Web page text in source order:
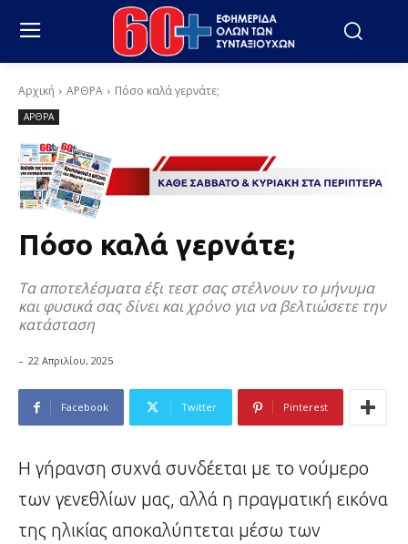
Αρχική ΑΡΘΡΑ Πόσο καλά γερνάτε;
ΑΡΘΡΑ
Πόσο καλά γερνάτε;
Τα αποτελέσματα έξι τεστ σας στέλνουν το μήνυμα
και φυσικά σας δίνει και χρόνο για να βελτιώσετε την
κατάσταση
- 22 Απριλίου, 2025
Facebook Twitter Pinterest
Η γήρανση συχνά συνδέεται με το νούμερο
των γενεθλίων μας, αλλά η πραγματική εικόνα
της ηλικίας αποκαλύπτεται μέσω των